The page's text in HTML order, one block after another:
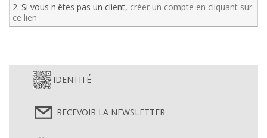
2. Si vous n'êtes pas un client, créer un compte en cliquant sur
ce lien
IDENTITÉ
RECEVOIR LA NEWSLETTER